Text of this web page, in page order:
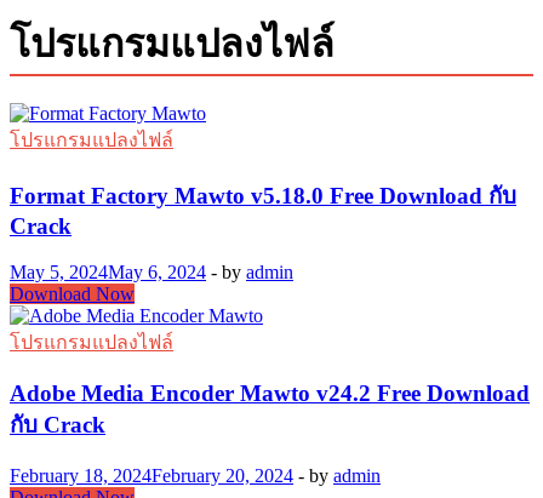
โปรแกรมแปลงไฟล์
โปรแกรมแปลงไฟล์
Format Factory Mawto v5.18.0 Free Download กับ
Crack
May 5, 2024May 6, 2024 - by admin
Format
Factory
Mawto
v5.18.0
Download
กับ
Download Now
โปรแกรมแปลงไฟล์
Adobe Media Encoder Mawto v24.2 Free Download
กับ Crack
February 18, 2024February 20, 2024 - by admin